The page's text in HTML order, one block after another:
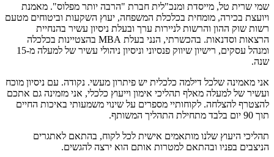
שמי שרית טל, מייסדת ומנכ"לית חברת "הרבה יותר מפלוס". מאמנת
ויועצת בכירה, מומחית בכלכלת המשפחה, יעוץ השקעות וביטוחים מטעם
רשות שוק ההון והרשות לניירות ערך ובעלת ניסיון עשיר בהנחיית
הרצאות וסדנאות.
בהכשרתי, הנני בעלת MBA בהצטיינות בכלכלה
ומנהל עסקים, רישיון שיווק פנסיוני וניסיון ניהולי עשיר של למעלה מ-15
שנה.
אני מאמינה שלכל דילמה כלכלית יש פיתרון מעשי. נקודה. עם ניסיון מוכח
ועשיר של למעלה מאלף תהליכי אימון וייעוץ כלכלי, אני מזמינה גם אתכם
להצטרף להצלחה. לקוחותיי מספרים על שינוי משמעותי באיכות החיים
תוך 90 יום בלבד מתחילת התהליך המשותף.
תהליכי היעוץ שלנו מותאמים אישית לכל לקוח, בהתאם לאתגרים
הניצבים בפניו ובהתאם למטרות אותם הוא ירצה להגשים.